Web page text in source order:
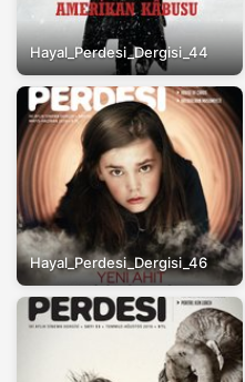
Hayal_Perdesi_Dergisi_44
Hayal_Perdesi_Dergisi_46